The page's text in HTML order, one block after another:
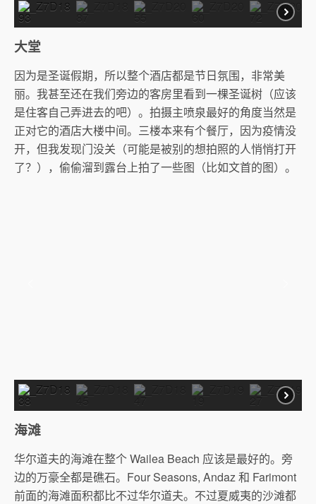
大堂
因为是圣诞假期，所以整个酒店都是节日氛围，非常美
丽。我甚至还在我们旁边的客房里看到一棵圣诞树（应该
是住客自己弄进去的吧）。拍摄主喷泉最好的角度当然是
正对它的酒店大楼中间。三楼本来有个餐厅，因为疫情没
开，但我发现门没关（可能是被别的想拍照的人悄悄打开
了？），偷偷溜到露台上拍了一些图（比如文首的图）。
海滩
华尔道夫的海滩在整个 Wailea Beach 应该是最好的。旁
边的万豪全都是礁石。Four Seasons, Andaz 和 Farimont
前面的海滩面积都比不过华尔道夫。不过夏威夷的沙滩都